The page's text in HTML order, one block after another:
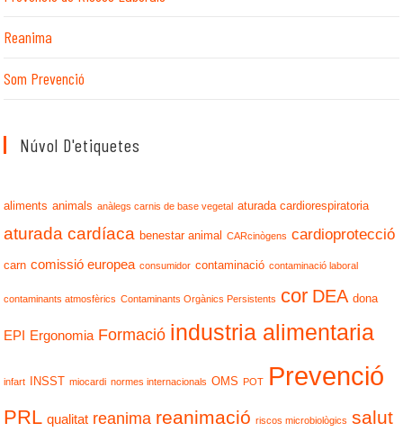
Reanima
Som Prevenció
Núvol D'etiquetes
aliments animals anàlegs carnis de base vegetal aturada cardiorespiratoria
aturada cardíaca benestar animal CARcinògens cardioprotecció
carn comissió europea consumidor contaminació contaminació laboral
contaminants atmosfèrics Contaminants Orgànics Persistents cor DEA dona
EPI Ergonomia Formació industria alimentaria
infart INSST miocardi normes internacionals OMS POT Prevenció
PRL qualitat reanima reanimació riscos microbiològics salut